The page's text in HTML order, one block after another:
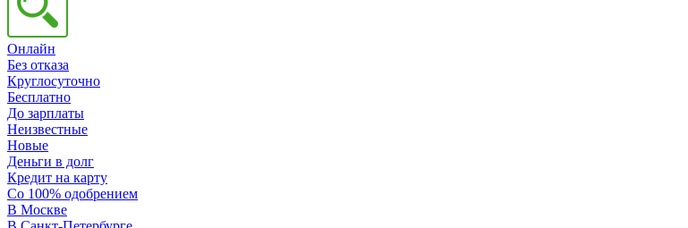
Онлайн
Без отказа
Круглосуточно
Бесплатно
До зарплаты
Неизвестные
Новые
Деньги в долг
Кредит на карту
Со 100% одобрением
В Москве